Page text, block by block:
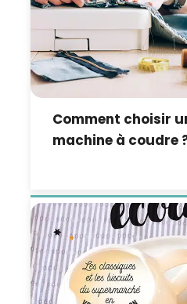
Comment choisir
machine à coudre